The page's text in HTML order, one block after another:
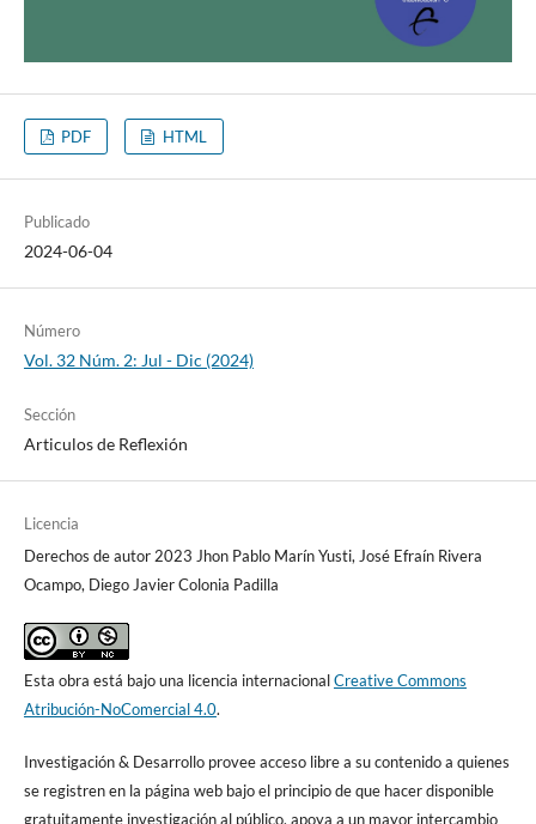
PDF HTML
Publicado
2024-06-04
Número
Vol. 32 Núm. 2: Jul - Dic (2024)
Sección
Articulos de Reflexión
Licencia
Derechos de autor 2023 Jhon Pablo Marín Yusti, José Efraín Rivera
Ocampo, Diego Javier Colonia Padilla
Esta obra está bajo una licencia internacionalCreative Commons
Atribución-NoComercial 4.0.
Investigación & Desarrollo provee acceso libre a su contenido a quienes
se registren en la página web bajo el principio de que hacer disponible
gratuitamente investigación al público, apoya a un mayor intercambio